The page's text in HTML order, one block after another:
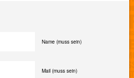
Name (muss sein)
Mail (muss sein)